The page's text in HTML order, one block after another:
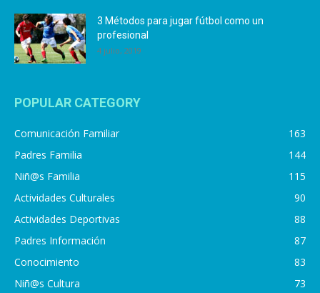
3 Métodos para jugar fútbol como un
profesional
4 julio, 2019
POPULAR CATEGORY
Comunicación Familiar
163
Padres Familia
144
Niñ@s Familia
115
Actividades Culturales
90
Actividades Deportivas
88
Padres Información
87
Conocimiento
83
Niñ@s Cultura
73